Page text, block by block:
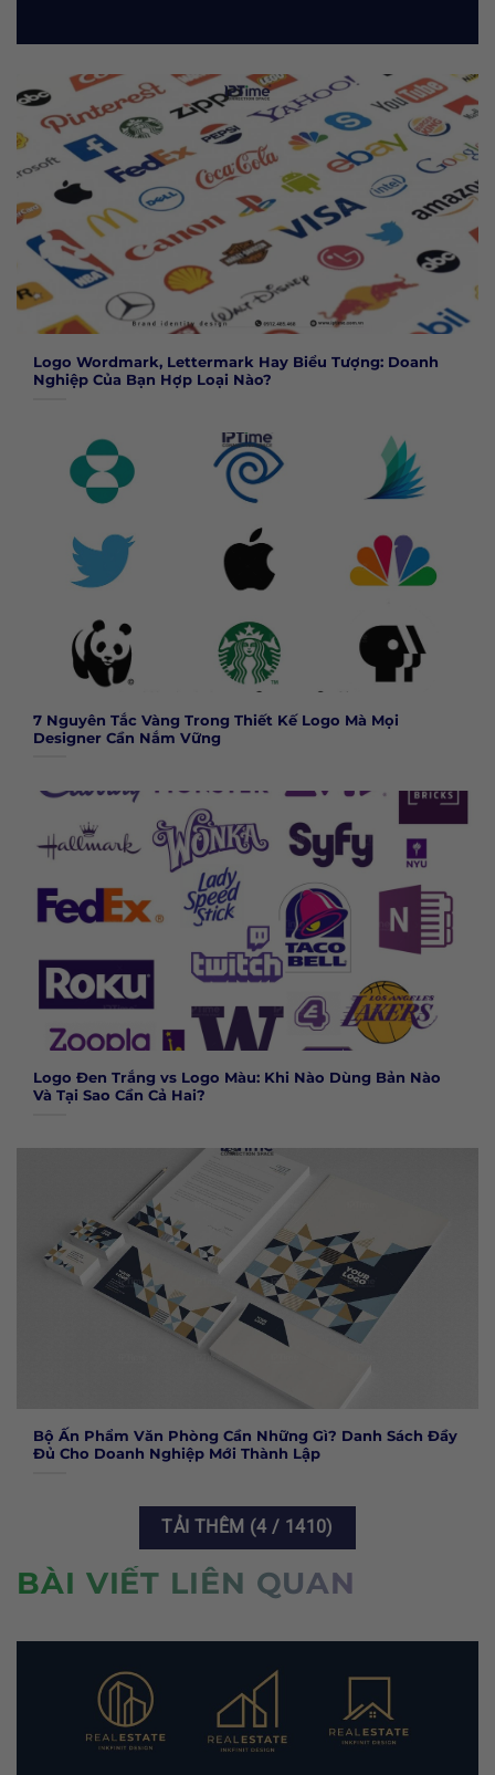
Logo Wordmark, Lettermark Hay Biểu Tượng: Doanh
Nghiệp Của Bạn Hợp Loại Nào?
7 Nguyên Tắc Vàng Trong Thiết Kế Logo Mà Mọi
Designer Cần Nắm Vững
Logo Đen Trắng vs Logo Màu: Khi Nào Dùng Bản Nào
Và Tại Sao Cần Cả Hai?
Bộ Ấn Phẩm Văn Phòng Cần Những Gì? Danh Sách Đầy
Đủ Cho Doanh Nghiệp Mới Thành Lập
TẢI THÊM (4/ 1410)
BÀI VIẾT LIÊN QUAN